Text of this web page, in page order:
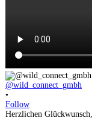
@wild_connect_gmbh
•
Follow
Herzlichen